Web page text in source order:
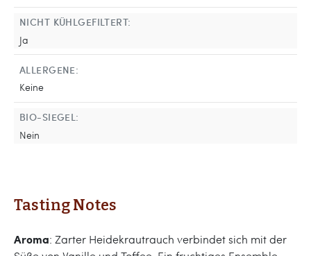
NICHT KÜHLGEFILTERT:
Ja
ALLERGENE:
Keine
BIO-SIEGEL:
Nein
Tasting Notes
Aroma: Zarter Heidekrautrauch verbindet sich mit der